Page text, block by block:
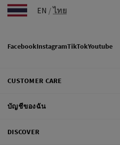
EN /ไทย
FacebookInstagramTikTokYoutube
CUSTOMER CARE
บัญชีของฉัน
DISCOVER